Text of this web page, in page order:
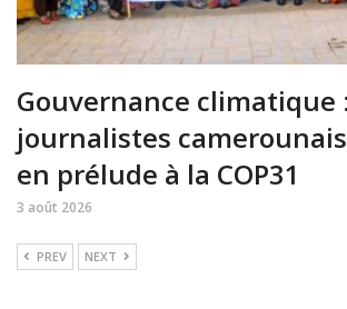
Gouvernance climatique
journalistes
en prélude à la COP31
3 août 2026
PREV NEXT